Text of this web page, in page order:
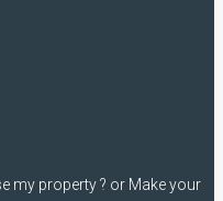
my property ? or Make your